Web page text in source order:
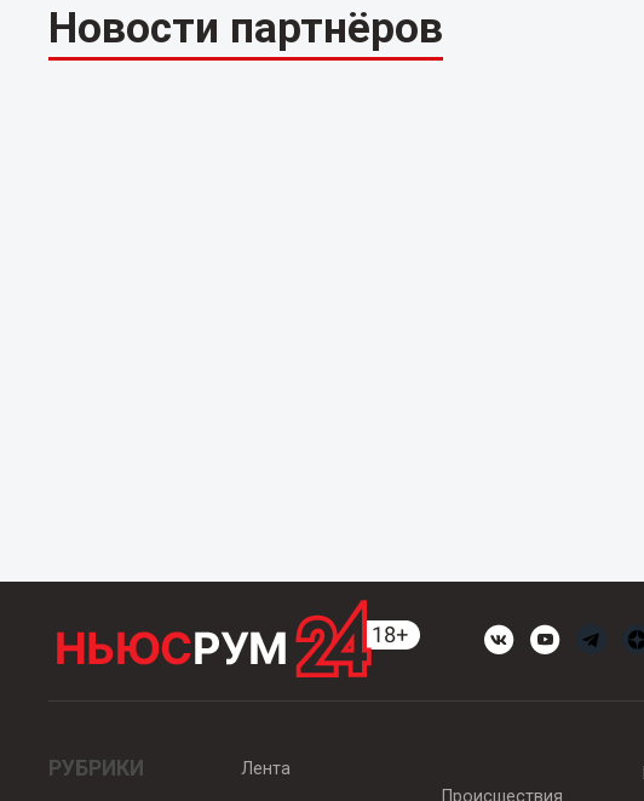
Новости партнёров
РУБРИКИ
Лента
Происшествия